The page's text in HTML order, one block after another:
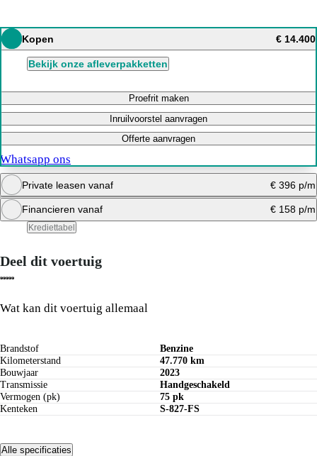
Kopen € 14.400
Bekijk onze afleverpakketten
Proefrit maken
Inruilvoorstel aanvragen
Offerte aanvragen
Whatsapp ons
Private leasen vanaf € 396 p/m
Bereken private lease bedrag
Financieren vanaf € 158 p/m
Krediettabel
Deel dit voertuig
Wat kan dit voertuig allemaal
Brandstof
Benzine
Kilometerstand
47.770 km
Bouwjaar
2023
Transmissie
Handgeschakeld
Vermogen (pk)
75 pk
Kenteken
S-827-FS
Alle specificaties